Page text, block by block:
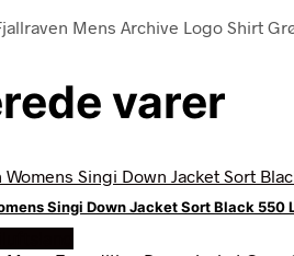
Mens Archive Logo Shirt
varer
Singi Down Jacket Sort Black 550